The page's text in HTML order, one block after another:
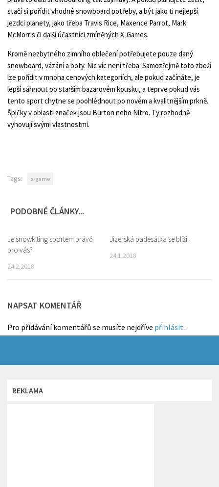
stačí si pořídit vhodné snowboard potřeby, a být jako ti nejlepší
jezdci planety, jako třeba Travis Rice, Maxence Parrot, Mark
McMorris či další účastníci zmíněných X-Games.
Kromě nezbytného zimního oblečení potřebujete pouze daný
snowboard, vázání a boty. Nic víc není třeba. Samozřejmě toto zboží
lze pořídit v mnoha cenových kategoriích, ale pokud začínáte, je
lepší sáhnout po starším bazarovém kousku, a teprve pokud vás
tento sport chytne se poohlédnout po novém a kvalitnějším prkně.
Špičky v oblasti značek jsou Burton nebo Nitro. Ty rozhodně
vyhovují svými vlastnostmi.
Tags: x-game
PODOBNÉ ČLÁNKY...
Je snowkiting sportem právě
pro vás?
24.2.2018
Jizerská padesátka se blíží!
24.1.2018
NAPSAT KOMENTÁŘ
Pro přidávání komentářů se musíte nejdříve přihlásit.
REKLAMA